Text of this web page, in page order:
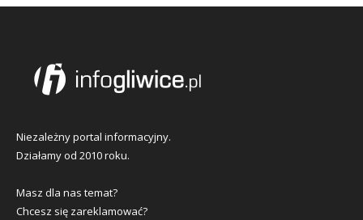
Niezależny portal informacyjny.
Działamy od 2010 roku.
Masz dla nas temat?
Chcesz się zareklamować?